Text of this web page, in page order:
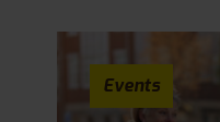
Events